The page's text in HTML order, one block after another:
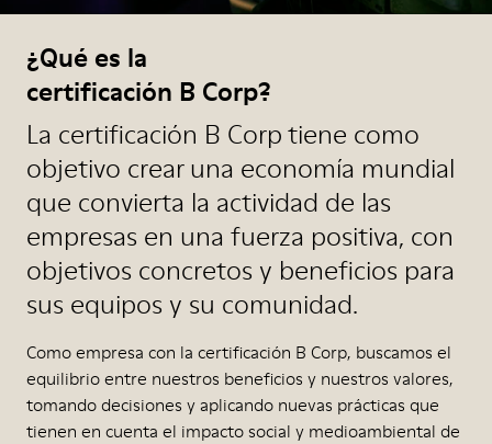
¿Qué es la
certificación B Corp?
La certificación B Corp tiene como
objetivo crear una economía mundial
que convierta la actividad de las
empresas en una fuerza positiva, con
objetivos concretos y beneficios para
sus equipos y su comunidad.
Como empresa con la certificación B Corp, buscamos el
equilibrio entre nuestros beneficios y nuestros valores,
tomando decisiones y aplicando nuevas prácticas que
tienen en cuenta el impacto social y medioambiental de